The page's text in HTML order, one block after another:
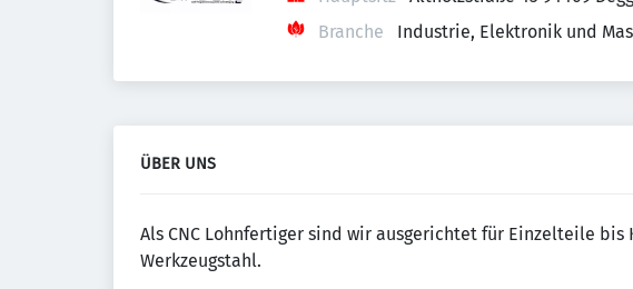
Branche
Industrie, Elektronik und
ÜBER UNS
Als CNC Lohnfertiger sind wir ausgerichtet für Einzelteile
Werkzeugstahl.